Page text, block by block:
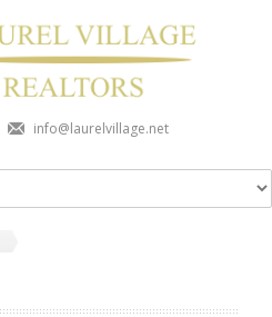
info@laurelvillage.net